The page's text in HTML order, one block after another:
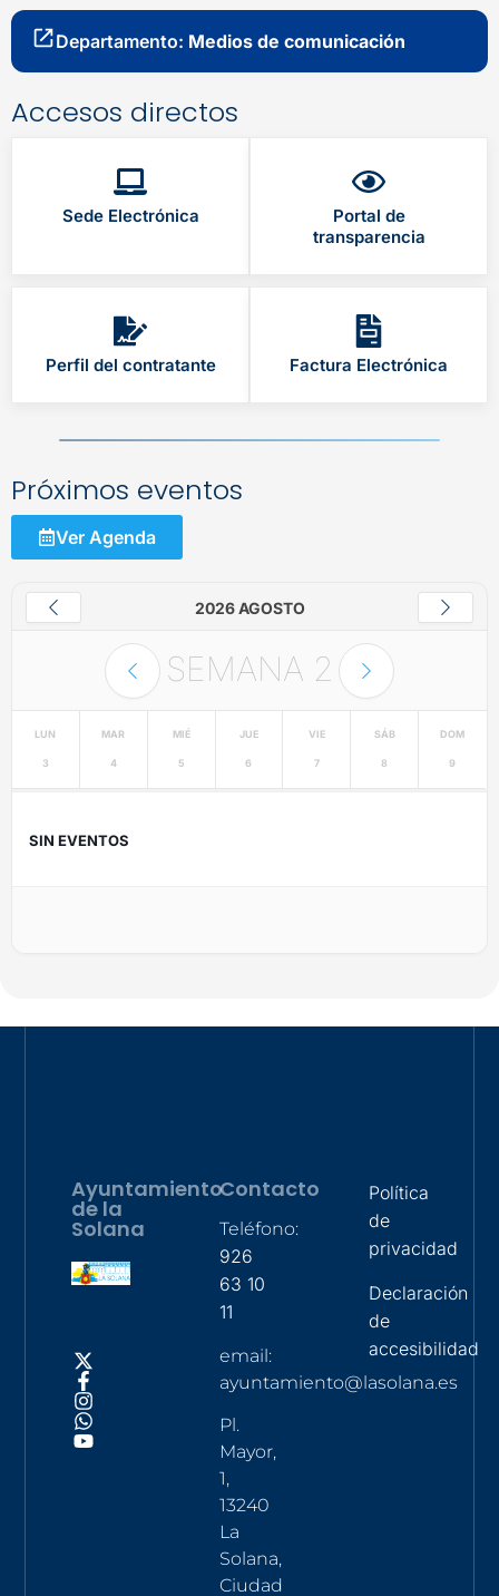
Departamento: Medios de comunicación
Accesos directos
Sede Electrónica
Portal de
transparencia
Perfil del contratante Factura Electrónica
Próximos eventos
Ver Agenda
2026 AGOSTO
SEMANA 2
LUN
3
MAR
4
MIÉ
5
JUE
6
VIE
7
SÁB
8
DOM
9
SIN EVENTOS
Ayuntamiento
de la
Solana
Contacto
Teléfono:
926
63 10
11
email:
ayuntamiento@lasolana.es
Pl.
Mayor,
1,
13240
La
Solana,
Ciudad
Política
de
privacidad
Declaración
de
accesibilidad